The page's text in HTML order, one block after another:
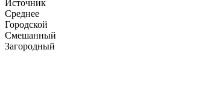
Источник
Среднее
Городской
Смешанный
Загородный